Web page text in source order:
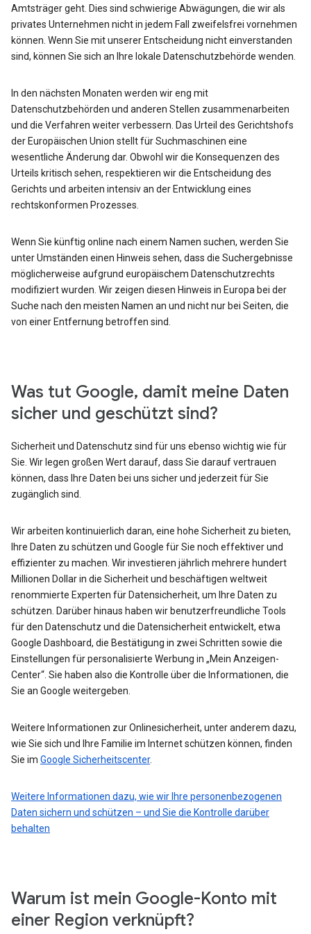
Amtsträger geht. Dies sind schwierige Abwägungen, die wir als
privates Unternehmen nicht in jedem Fall zweifelsfrei vornehmen
können. Wenn Sie mit unserer Entscheidung nicht einverstanden
sind, können Sie sich an Ihre lokale Datenschutzbehörde wenden.
In den nächsten Monaten werden wir eng mit
Datenschutzbehörden und anderen Stellen zusammenarbeiten
und die Verfahren weiter verbessern. Das Urteil des Gerichtshofs
der Europäischen Union stellt für Suchmaschinen eine
wesentliche Änderung dar. Obwohl wir die Konsequenzen des
Urteils kritisch sehen, respektieren wir die Entscheidung des
Gerichts und arbeiten intensiv an der Entwicklung eines
rechtskonformen Prozesses.
Wenn Sie künftig online nach einem Namen suchen, werden Sie
unter Umständen einen Hinweis sehen, dass die Suchergebnisse
möglicherweise aufgrund europäischem Datenschutzrechts
modifiziert wurden. Wir zeigen diesen Hinweis in Europa bei der
Suche nach den meisten Namen an und nicht nur bei Seiten, die
von einer Entfernung betroffen sind.
Was tut Google, damit meine Daten
sicher und geschützt sind?
Sicherheit und Datenschutz sind für uns ebenso wichtig wie für
Sie. Wir legen großen Wert darauf, dass Sie darauf vertrauen
können, dass Ihre Daten bei uns sicher und jederzeit für Sie
zugänglich sind.
Wir arbeiten kontinuierlich daran, eine hohe Sicherheit zu bieten,
Ihre Daten zu schützen und Google für Sie noch effektiver und
effizienter zu machen. Wir investieren jährlich mehrere hundert
Millionen Dollar in die Sicherheit und beschäftigen weltweit
renommierte Experten für Datensicherheit, um Ihre Daten zu
schützen. Darüber hinaus haben wir benutzerfreundliche Tools
für den Datenschutz und die Datensicherheit entwickelt, etwa
Google Dashboard, die Bestätigung in zwei Schritten sowie die
Einstellungen für personalisierte Werbung in „Mein Anzeigen-
Center“. Sie haben also die Kontrolle über die Informationen, die
Sie an Google weitergeben.
Weitere Informationen zur Onlinesicherheit, unter anderem dazu,
wie Sie sich und Ihre Familie im Internet schützen können, finden
Sie im Google Sicherheitscenter.
Weitere Informationen dazu, wie wir Ihre personenbezogenen
Daten sichern und schützen – und Sie die Kontrolle darüber
behalten
Warum ist mein Google-Konto mit
einer Region verknüpft?